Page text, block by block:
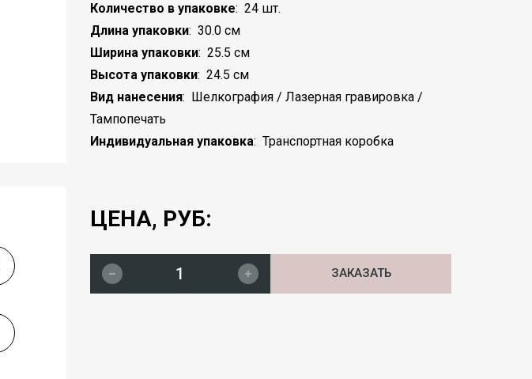
Количество в упаковке: 24 шт.
Длина упаковки: 30.0 см
Ширина упаковки: 25.5 см
Высота упаковки: 24.5 см
Вид нанесения: Шелкография / Лазерная гравировка /
Тампопечать
Индивидуальная упаковка: Транспортная коробка
ЦЕНА, РУБ:
ЗАКАЗАТЬ